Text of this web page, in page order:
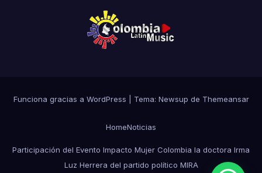
Funciona gracias a WordPress Tema: Newsup de Themeansar
HomeNoticias
Participación del Evento Impacto Mujer Colombia la doctora Irma
Luz Herrera del partido político MIRA